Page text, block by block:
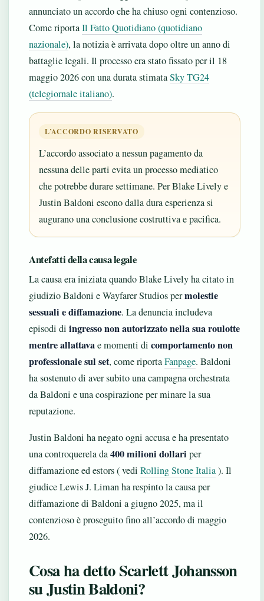
annunciato un accordo che ha chiuso ogni contenzioso.
Come riportaIl Fatto Quotidiano (quotidiano
nazionale), la notizia è arrivata dopo oltre un anno di
battaglie legali. Il processo era stato fissato per il 18
maggio 2026 con una durata stimataSky TG24
(telegiornale italiano).
L’ACCORDO RISERVATO
L’accordo associato a nessun pagamento da
nessuna delle parti evita un processo mediatico
che potrebbe durare settimane. Per Blake Lively e
Justin Baldoni escono dalla dura esperienza si
augurano una conclusione costruttiva e pacifica.
Antefatti della causa legale
La causa era iniziata quando Blake Lively ha citato in
giudizio Baldoni e Wayfarer Studios permolestie
sessuali e diffamazione. La denuncia includeva
episodi di ingresso non autorizzato nella sua roulotte
mentre allattavae momenti di comportamento non
professionale sul set, come riportaFanpage. Baldoni
ha sostenuto di aver subito una campagna orchestrata
da Baldoni e una cospirazione per minare la sua
reputazione.
Justin Baldoni ha negato ogni accusa e ha presentato
una controquerela da400 milioni dollari per
diffamazione ed estors ( vedi Rolling Stone Italia). Il
giudice Lewis J. Liman ha respinto la causa per
diffamazione di Baldoni a giugno 2025, ma il
contenzioso è proseguito fino all’accordo di maggio
2026.
Cosa ha detto Scarlett Johansson
su Justin Baldoni?